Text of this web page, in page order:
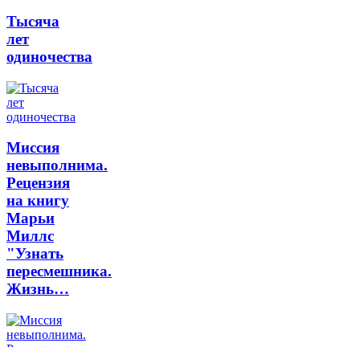
Тысяча
лет
одиночества
Миссия
невыполнима.
Рецензия
на книгу
Марьи
Миллс
"Узнать
пересмешника.
Жизнь…